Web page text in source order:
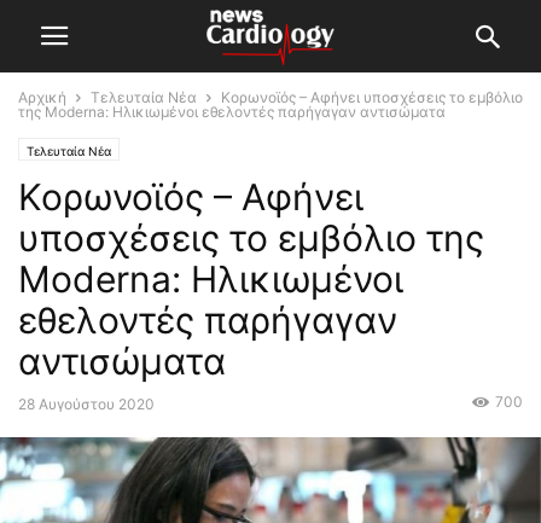
Αρχική Τελευταία Νέα
Κορωνοϊός – Αφήνει υποσχέσεις το εμβόλιο
της Moderna: Ηλικιωμένοι εθελοντές παρήγαγαν αντισώματα
Τελευταία Νέα
Κορωνοϊός – Αφήνει
υποσχέσεις το εμβόλιο της
Moderna: Ηλικιωμένοι
εθελοντές παρήγαγαν
αντισώματα
28 Αυγούστου 2020 700